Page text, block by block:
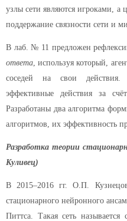
узлы сети являются игроками, а
поддержание связности сети и
В лаб. № 11 предложен
ответа , используя который,
соседей на свои действия.
эффективные действия за
Разработаны два алгоритма
алгоритмов, их эффективность
Разработка теории
Куливец)
В 2015–2016 гг. О.П.
стационарного нейронного
Питтса. Такая сеть